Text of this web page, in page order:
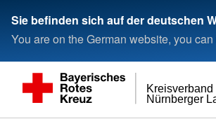
Sie befinden sich auf der deutschen
You are on the German website, you
Nürnberger
Kreisverband